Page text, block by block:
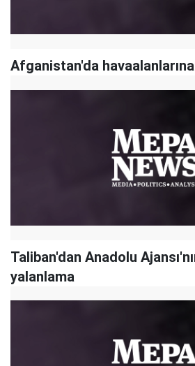
Afganistan'da havaalanlarına
Taliban'dan Anadolu
yalanlama